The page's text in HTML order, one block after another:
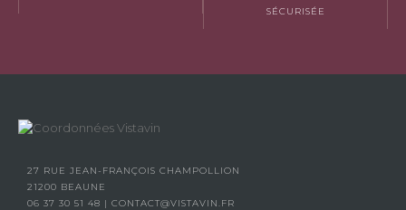
SÉCURISÉE
27 RUE JEAN-FRANÇOIS CHAMPOLLION
21200 BEAUNE
06 37 30 51 48 | CONTACT@VISTAVIN.FR